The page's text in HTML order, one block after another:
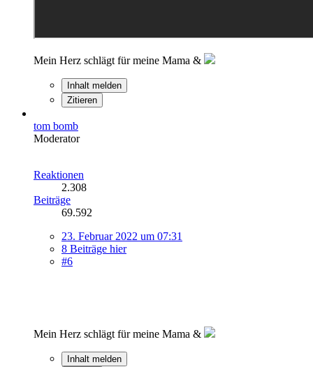
Mein Herz schlägt für meine Mama &
Inhalt melden
Zitieren
tom bomb
Moderator
Reaktionen
2.308
Beiträge
69.592
23. Februar 2022 um 07:31
8 Beiträge hier
#6
Mein Herz schlägt für meine Mama &
Inhalt melden